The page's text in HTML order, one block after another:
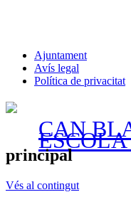
Ajuntament
Avís legal
Política de privacitat
CAN
principal
Vés al contingut